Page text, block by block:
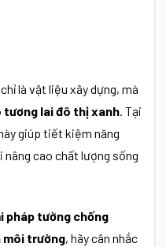
là vật liệu xây dựng, mà
tương lai đô thị xanh. Tại
giúp tiết kiệm năng
cao chất lượng sống
pháp tường chống
môi trường, hãy cân nhắc